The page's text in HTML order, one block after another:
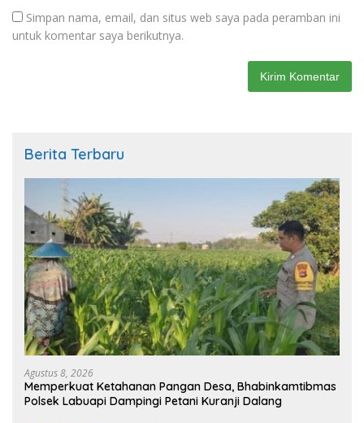
Simpan nama, email, dan situs web saya pada peramban ini
untuk komentar saya berikutnya.
Berita Terbaru
Agustus 8, 2026
Memperkuat Ketahanan Pangan Desa, Bhabinkamtibmas
Polsek Labuapi Dampingi Petani Kuranji Dalang